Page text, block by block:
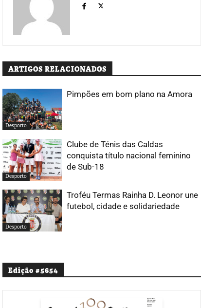
ARTIGOS RELACIONADOS
Desporto
Pimpões em bom plano na Amora
Desporto
Clube de Ténis das Caldas
conquista título nacional feminino
de Sub-18
Desporto
Troféu Termas Rainha D. Leonor une
futebol, cidade e solidariedade
Edição #5654